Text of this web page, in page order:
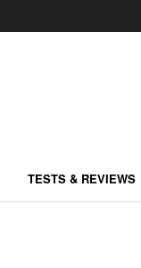
TESTS & REVIEWS